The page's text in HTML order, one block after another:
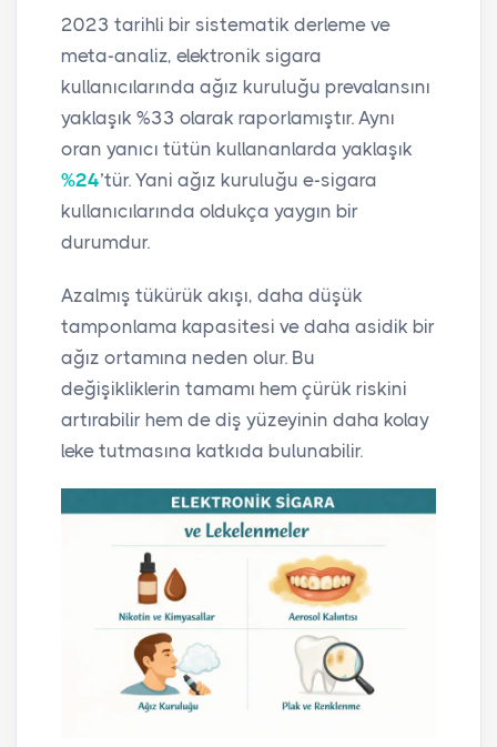
2023 tarihli bir sistematik derleme ve
meta-analiz, elektronik sigara
kullanıcılarında ağız kuruluğu prevalansını
yaklaşık %33 olarak raporlamıştır. Aynı
oran yanıcı tütün kullananlarda yaklaşık
%24’tür. Yani ağız kuruluğu e-sigara
kullanıcılarında oldukça yaygın bir
durumdur.
Azalmış tükürük akışı, daha düşük
tamponlama kapasitesi ve daha asidik bir
ağız ortamına neden olur. Bu
değişikliklerin tamamı hem çürük riskini
artırabilir hem de diş yüzeyinin daha kolay
leke tutmasına katkıda bulunabilir.